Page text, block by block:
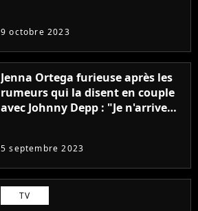
9 octobre 2023
Jenna Ortega furieuse après les
rumeurs qui la disent en couple
avec Johnny Depp : "Je n'arrive
5 septembre 2023
TV